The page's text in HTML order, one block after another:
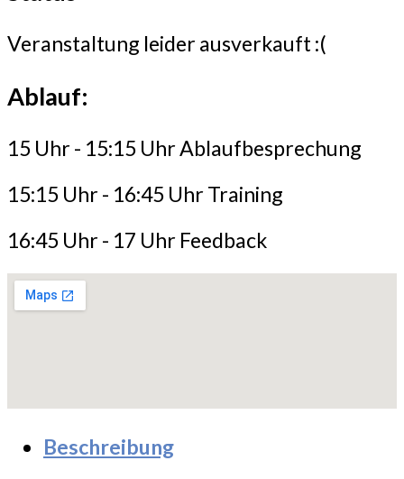
Veranstaltung leider ausverkauft :(
Ablauf:
15 Uhr - 15:15 Uhr Ablaufbesprechung
15:15 Uhr - 16:45 Uhr Training
16:45 Uhr - 17 Uhr Feedback
Beschreibung